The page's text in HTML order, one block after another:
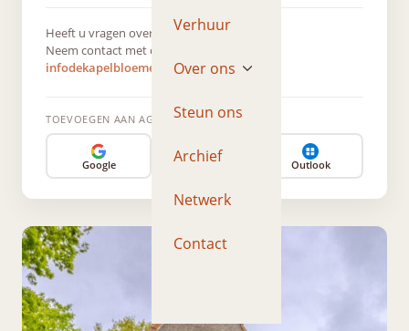
Verhuur
Over ons
Steun ons
Archief
Netwerk
Contact
Heeft u vragen over dit evenement?
Neem contact met ons op via
infodekapelbloemendaal@gmail.com
TOEVOEGEN AAN AGENDA
Google Apple Outlook